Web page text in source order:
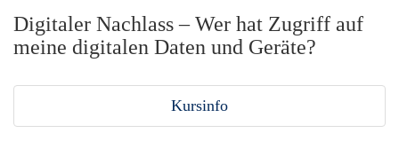
Digitaler Nachlass – Wer hat Zugriff auf
meine digitalen Daten und Geräte?
Kursinfo